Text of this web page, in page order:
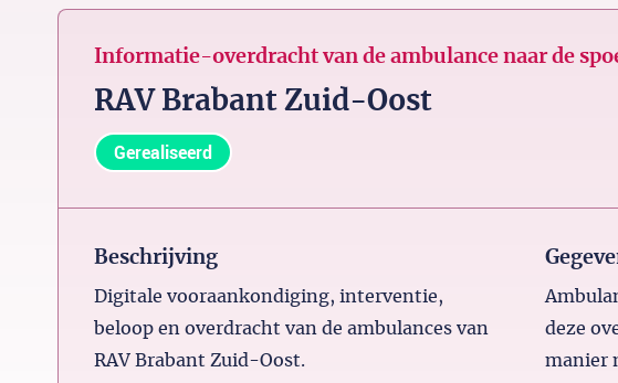
Informatie-overdracht van de ambulance naar de
RAV Brabant Zuid-Oost
Gerealiseerd
Beschrijving
Digitale vooraankondiging, interventie,
beloop en overdracht van de ambulances van
RAV Brabant Zuid-Oost.
deze
manier